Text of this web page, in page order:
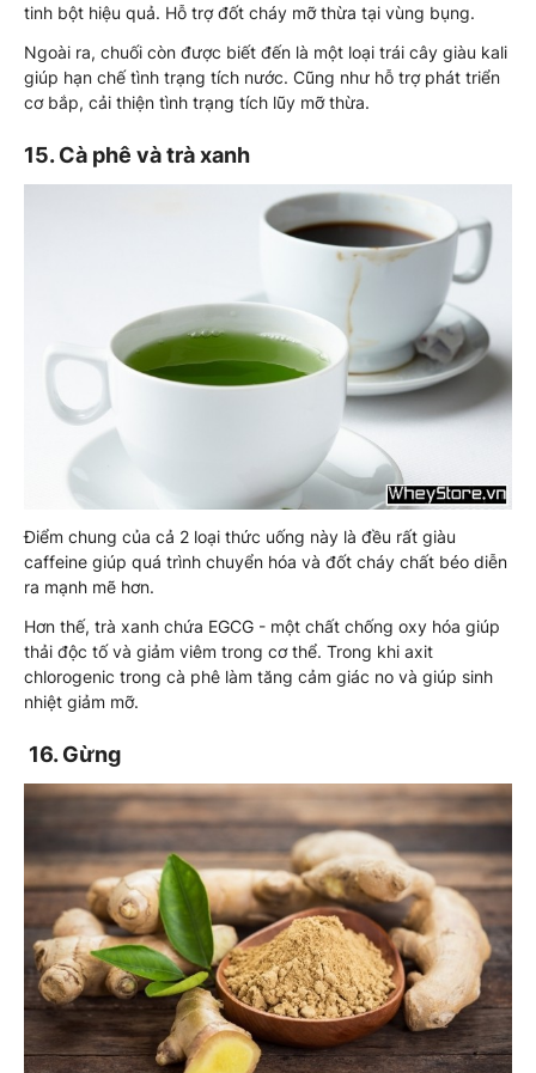
tinh bột hiệu quả. Hỗ trợ đốt cháy mỡ thừa tại vùng bụng.
Ngoài ra, chuối còn được biết đến là một loại trái cây giàu kali
giúp hạn chế tình trạng tích nước. Cũng như hỗ trợ phát triển
cơ bắp, cải thiện tình trạng tích lũy mỡ thừa.
15. Cà phê và trà xanh
Điểm chung của cả 2 loại thức uống này là đều rất giàu
caffeine giúp quá trình chuyển hóa và đốt cháy chất béo diễn
ra mạnh mẽ hơn.
Hơn thế, trà xanh chứa EGCG - một chất chống oxy hóa giúp
thải độc tố và giảm viêm trong cơ thể. Trong khi axit
chlorogenic trong cà phê làm tăng cảm giác no và giúp sinh
nhiệt giảm mỡ.
16. Gừng